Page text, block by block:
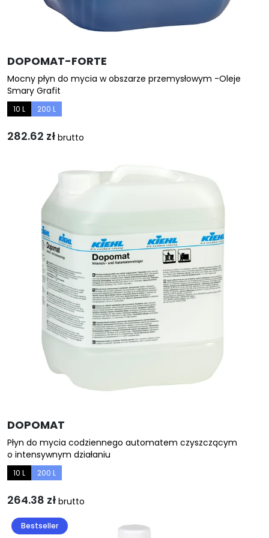
DOPOMAT-FORTE
Mocny płyn do mycia w obszarze przemysłowym -Oleje
Smary Grafit
10 L 200 L
282.62 zł brutto
można
wybrać
na
stronie
produktu
DOPOMAT
Płyn do mycia codziennego automatem czyszczącym
o intensywnym działaniu
10 L 200 L
264.38 zł brutto
produkt
Bestseller